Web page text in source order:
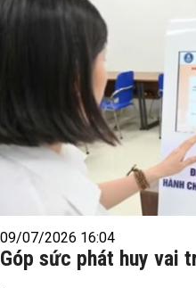
09/07/2026 16:04
Góp sức phát huy vai